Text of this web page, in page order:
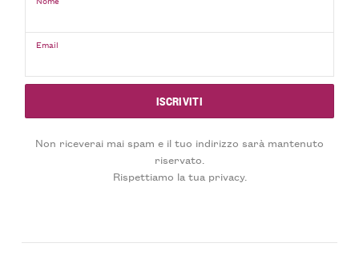
Email
Non riceverai mai spam e il tuo indirizzo sarà mantenuto
riservato.
Rispettiamo la tua privacy.